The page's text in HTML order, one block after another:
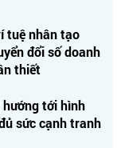
tuệ nhân tạo
đổi số doanh
thiết
hướng tới hình
sức cạnh tranh